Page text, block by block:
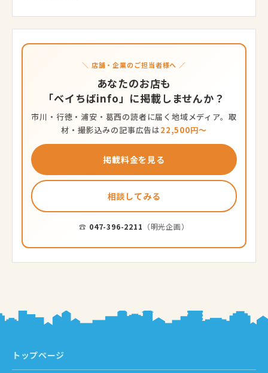
＼ 店舗・企業のご担当者様へ ／
あなたのお店も
「ベイちばinfo」に掲載しませんか？
市川・行徳・浦安・葛西の読者に届く地域メディア。取
材・撮影込みの記事広告は22,500円〜
掲載料金を見る
相談してみる
☎ 047-396-2211 （明光企画）
トップページ